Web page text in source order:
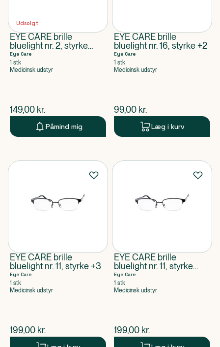
Udsolgt
EYE CARE brille
bluelight nr. 2, styrke
+3,5
Eye Care
1 stk
Medicinsk udstyr
$nuværende pris
149,00 kr.
Påmind mig
EYE CARE brille
bluelight nr. 16, styrke +2
Eye Care
1 stk
Medicinsk udstyr
$nuværende pris
99,00 kr.
Læg i kurv
EYE CARE brille
bluelight nr. 11, styrke +3
Eye Care
1 stk
Medicinsk udstyr
$nuværende pris
199,00 kr.
EYE CARE brille
bluelight nr. 11, styrke
+2,5
Eye Care
1 stk
Medicinsk udstyr
$nuværende pris
199,00 kr.